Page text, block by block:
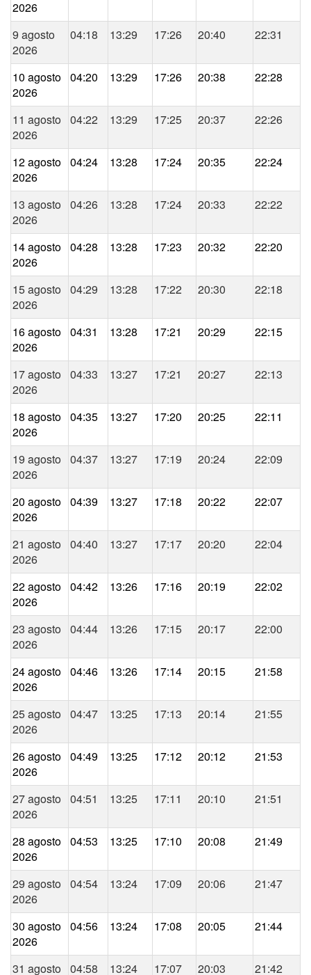
2026
9 agosto
2026
04:18 13:29 17:26 20:40 22:31
10 agosto
2026
04:20 13:29 17:26 20:38 22:28
11 agosto
2026
04:22 13:29 17:25 20:37 22:26
12 agosto
2026
04:24 13:28 17:24 20:35 22:24
13 agosto
2026
04:26 13:28 17:24 20:33 22:22
14 agosto
2026
04:28 13:28 17:23 20:32 22:20
15 agosto
2026
04:29 13:28 17:22 20:30 22:18
16 agosto
2026
04:31 13:28 17:21 20:29 22:15
17 agosto
2026
04:33 13:27 17:21 20:27 22:13
18 agosto
2026
04:35 13:27 17:20 20:25 22:11
19 agosto
2026
04:37 13:27 17:19 20:24 22:09
20 agosto
2026
04:39 13:27 17:18 20:22 22:07
21 agosto
2026
04:40 13:27 17:17 20:20 22:04
22 agosto
2026
04:42 13:26 17:16 20:19 22:02
23 agosto
2026
04:44 13:26 17:15 20:17 22:00
24 agosto
2026
04:46 13:26 17:14 20:15 21:58
25 agosto
2026
04:47 13:25 17:13 20:14 21:55
26 agosto
2026
04:49 13:25 17:12 20:12 21:53
27 agosto
2026
04:51 13:25 17:11 20:10 21:51
28 agosto
2026
04:53 13:25 17:10 20:08 21:49
29 agosto
2026
04:54 13:24 17:09 20:06 21:47
30 agosto
2026
04:56 13:24 17:08 20:05 21:44
31 agosto
04:58 13:24 17:07 20:03 21:42